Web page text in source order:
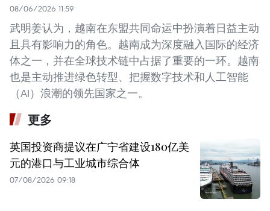
08/06/2026 11:59
武明姜认为，越南在东盟共同命运中扮演着日益主动
且具有影响力的角色。越南成为深度融入国际的经济
体之一，并在全球技术链中占据了重要的一环。越南
也是主动推进绿色转型、把握数字技术和人工智能
（AI）浪潮的领先国家之一。
更多
英国投资商提议在广宁省建设180亿美
元的港口与工业城市综合体
07/08/2026 09:18